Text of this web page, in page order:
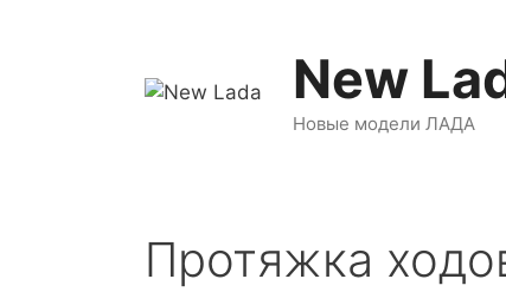
New
Новые модели ЛАДА
Протяжка